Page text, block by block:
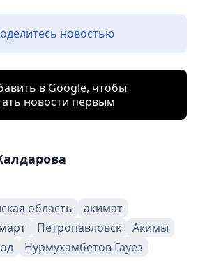
новостью
в Google, чтобы
новости первым
область
акимат
Петропавловск
Акимы
Нурмухамбетов Гауез